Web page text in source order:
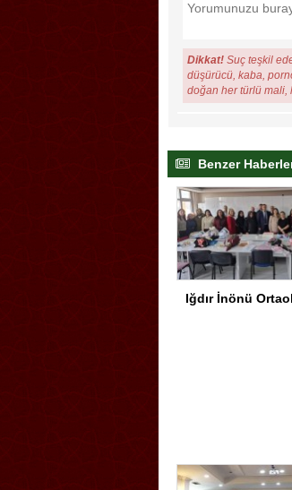
Dikkat! Suç teşkil
düşürücü, kaba,
doğan her türlü mali,
Benzer